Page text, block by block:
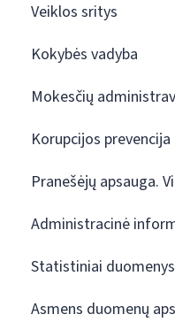
Veiklos sritys
Kokybės vadyba
Mokesčių
Korupcijos prevencija
Pranešėjų apsauga.
Administracinė
Statistiniai duomenys
Asmens duomenų